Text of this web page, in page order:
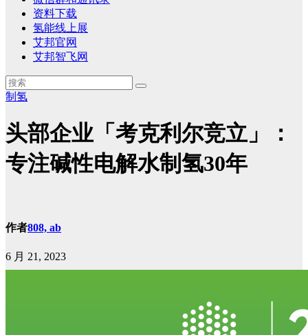
资料下载
氢能线上展
艾邦官网
艾邦智飞网
制氢
头部企业「考克利尔竞立」：
专注碱性电解水制氢30年
作者808, ab
6 月 21, 2023